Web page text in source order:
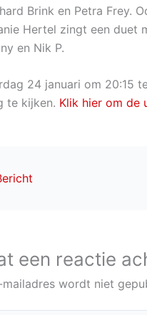
Brink en Petra Frey.
Hertel zingt een duet
en Nik P.
24 januari om 20:15
te kijken. Klik hier om de
een reactie
wordt niet